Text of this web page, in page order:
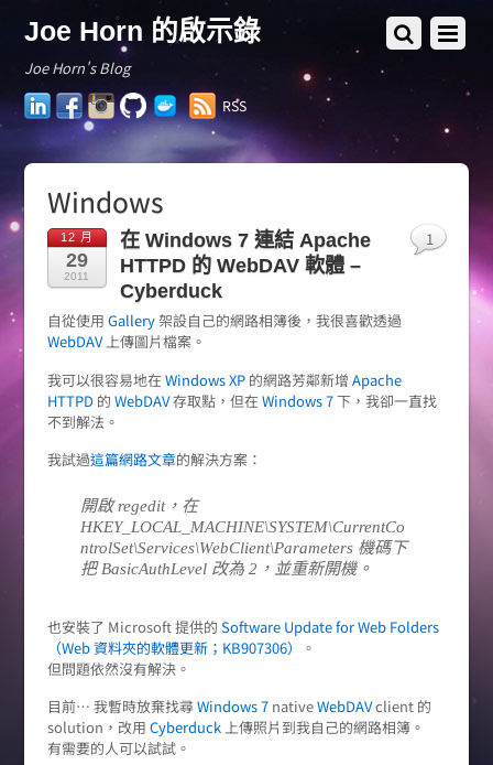
Joe Horn 的啟示錄
Joe Horn's Blog
LinkedInFacebookInstagram
GitHubDocker
Hub
RSS
Windows
12 月
29
2011
在 Windows 7 連結 Apache
HTTPD 的 WebDAV 軟體 –
Cyberduck
自從使用 Gallery架設自己的網路相簿後，我很喜歡透過
WebDAV上傳圖片檔案。
我可以很容易地在 Windows XP的網路芳鄰新增 Apache
HTTPD的 WebDAV存取點，但在 Windows 7下，我卻一直找
不到解法。
我試過這篇網路文章的解決方案：
開啟 regedit，在
HKEY_LOCAL_MACHINE\SYSTEM\CurrentCo
ntrolSet\Services\WebClient\Parameters 機碼下
把 BasicAuthLevel 改為 2，並重新開機。
也安裝了 Microsoft 提供的 Software Update for Web Folders
（Web 資料夾的軟體更新；KB907306）
。
但問題依然沒有解決。
目前… 我暫時放棄找尋Windows 7nativeWebDAVclient 的
solution，改用 Cyberduck上傳照片到我自己的網路相簿。
有需要的人可以試試。
1